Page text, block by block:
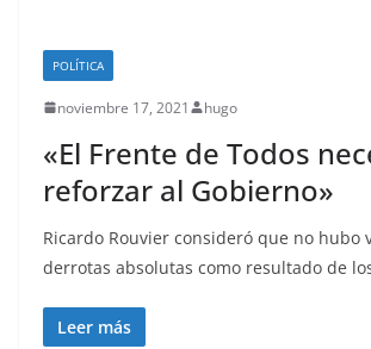
POLÍTICA
noviembre 17, 2021 hugo
«El Frente de Todos
reforzar al Gobierno»
Ricardo Rouvier consideró que no hubo
derrotas absolutas como resultado de
Leer más